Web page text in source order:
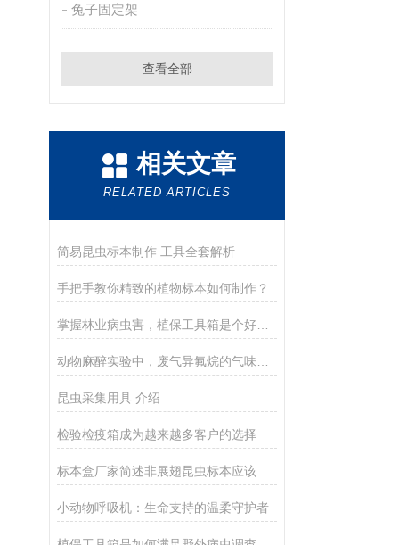
兔子固定架
查看全部
相关文章
RELATED ARTICLES
简易昆虫标本制作 工具全套解析
手把手教你精致的植物标本如何制作？
掌握林业病虫害，植保工具箱是个好帮手
昆虫采集用具 介绍
检验检疫箱成为越来越多客户的选择
标本盒厂家简述非展翅昆虫标本应该如何去制作？
小动物呼吸机：生命支持的温柔守护者